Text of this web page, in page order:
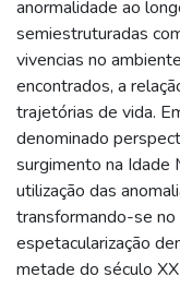
anormalidade ao
semiestruturadas
vivencias no
encontrados, a
trajetórias de vida.
denominado
surgimento na Idade
utilização das
transformando-se
espetacularização
metade do século